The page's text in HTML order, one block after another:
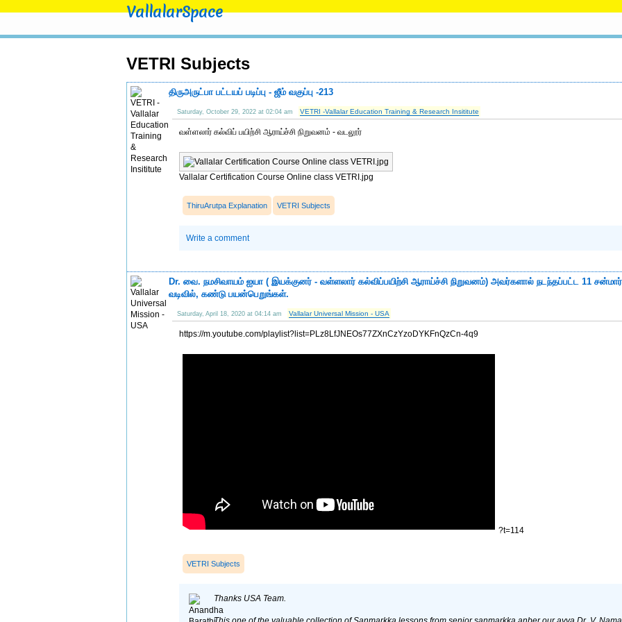
VallalarSpace
VETRI Subjects
திருஅருட்பா பட்டயப் படிப்பு - ஜீம் வகுப்பு -213
Saturday, October 29, 2022 at 02:04 am VETRI -Vallalar Education Training & Research Insititute
வள்ளலார் கல்விப் பயிற்சி ஆராய்ச்சி நிறுவனம் - வடலூர்
Vallalar Certification Course Online class VETRI.jpg
ThiruArutpa Explanation VETRI Subjects
Write a comment
Dr. வை. நமசிவாயம் ஐயா ( இயக்குனர் - வள்ளலார் கல்விப்பயிற்சி ஆராய்ச்சி நிறுவனம்) அவர்களால் நடந்தப்பட்ட 11
வடிவில், கண்டு பயன்பெறுங்கள்.
Saturday, April 18, 2020 at 04:14 am Vallalar Universal Mission - USA
https://m.youtube.com/playlist?list=PLz8LfJNEOs77ZXnCzYzoDYKFnQzCn-4q9
?t=114
VETRI Subjects
Thanks USA Team.